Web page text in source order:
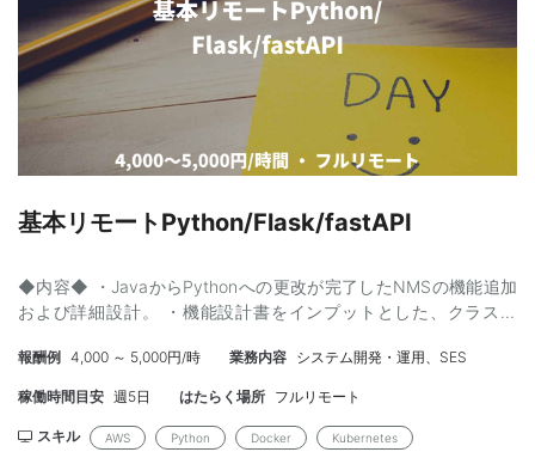
ルダーとの仕様調整経験
基本リモートPython/Flask/fastAPI
◆内容◆ ・JavaからPythonへの更改が完了したNMSの機能追加
および詳細設計。 ・機能設計書をインプットとした、クラス設
ト 【開発環境】 言語：Python, HTML, CSS, JavaScript, React
FW：Flask, OpenAPI, FastAPI インフラ・DB：Kubernetes,
インプットに、詳細設計（クラス設計・コンテナ設計等）が可能
報酬例 4,000 ～ 5,000円/時 業務内容 システム開発・運用、SES
稼働時間目安 週5日 はたらく場所 フルリモート
スキル AWS Python Docker Kubernetes